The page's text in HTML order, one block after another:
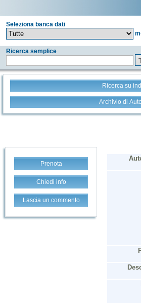
Seleziona banca dati
Ricerca semplice
Ricerca su
Archivio di
Prenota
Chiedi info
Lascia un commento